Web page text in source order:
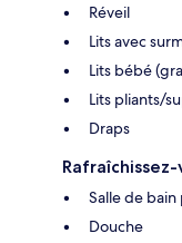
Réveil
Lits avec
Lits bébé
Lits pliants/
Draps
Salle de bain
Douche